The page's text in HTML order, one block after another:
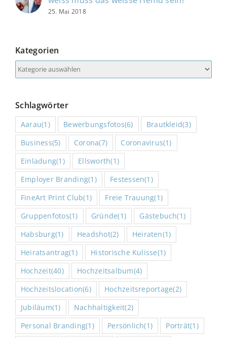
25. Mai 2018
Kategorien
Kategorien
Schlagwörter
Aarau(1) Bewerbungsfotos(6) Brautkleid(3)
Business(5) Corona(7) Coronavirus(1)
Einladung(1) Ellsworth(1)
Employer Branding(1) Festessen(1)
FineArt Print Club(1) Freie Trauung(1)
Gruppenfotos(1) Gründe(1) Gästebuch(1)
Habsburg(1) Headshot(2) Heiraten(1)
Heiratsantrag(1) Historische Kulisse(1)
Hochzeit(40) Hochzeitsalbum(4)
Hochzeitslocation(6) Hochzeitsreportage(2)
Jubiläum(1) Nachhaltigkeit(2)
Personal Branding(1) Persönlich(1) Porträt(1)